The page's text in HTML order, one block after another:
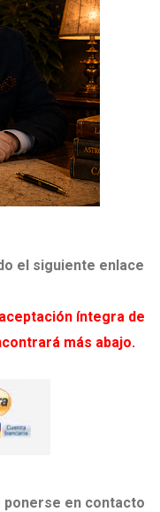
el siguiente enlace
íntegra de
más abajo.
ponerse en contacto